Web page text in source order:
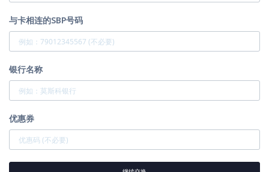
与卡相连的SBP号码
银行名称
优惠券